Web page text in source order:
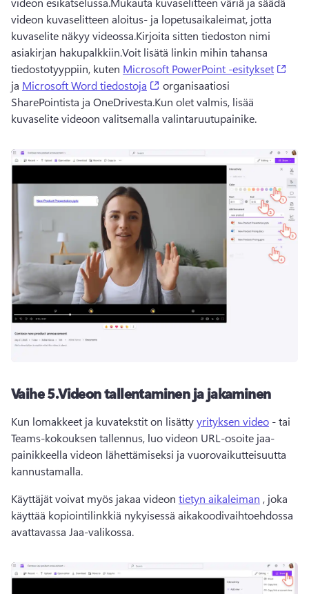
videon kuvaselitteen aloitus- ja lopetusaikaleimat, jotta
kuvaselite näkyy videossa.Kirjoita sitten tiedoston nimi
asiakirjan hakupalkkiin.Voit lisätä linkin mihin tahansa
tiedostotyyppiin, kuten Microsoft PowerPoint -esitykset
ja Microsoft Word tiedostoja (opens in a new tab)
organisaatiosi
SharePointista ja OneDrivesta.Kun olet valmis, lisää
kuvaselite videoon valitsemalla valintaruutupainike.
Vaihe 5.Videon tallentaminen ja jakaminen
Kun lomakkeet ja kuvatekstit on lisätty yrityksen video - tai
Teams-kokouksen tallennus, luo videon URL-osoite jaa-
painikkeella videon lähettämiseksi ja vuorovaikutteisuutta
kannustamalla.
Käyttäjät voivat myös jakaa videon tietyn aikaleiman , joka
käyttää kopiointilinkkiä nykyisessä aikakoodivaihtoehdossa
avattavassa Jaa-valikossa.